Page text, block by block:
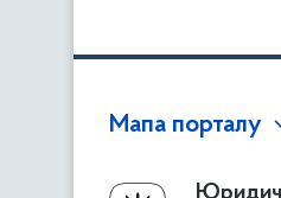
Мапа порталу
Про Фонд